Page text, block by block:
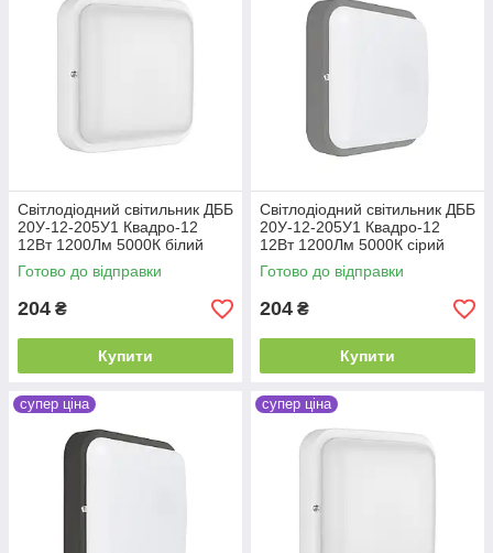
Світлодіодний світильник ДББ
20У-12-205У1 Квадро-12
12Вт 1200Лм 5000К білий
Готово до відправки
204 ₴
Купити
Світлодіодний світильник ДББ
20У-12-205У1 Квадро-12
12Вт 1200Лм 5000К сірий
Готово до відправки
204 ₴
Купити
супер ціна супер ціна